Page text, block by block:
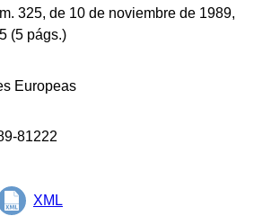
325, de 10 de noviembre de 1989,
(5 págs.)
Europeas
81222
XML